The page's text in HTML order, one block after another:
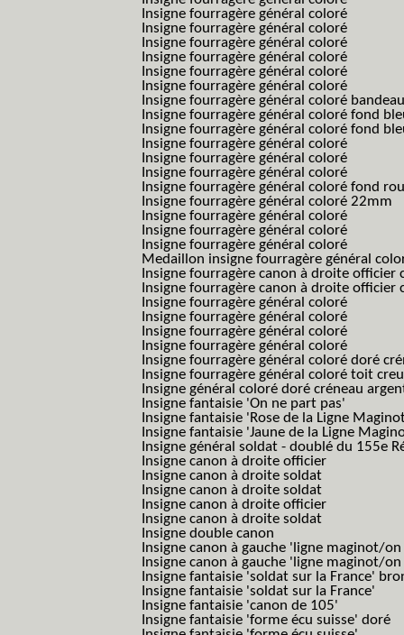
Insigne fourragère général coloré
Insigne fourragère général coloré
Insigne fourragère général coloré
Insigne fourragère général coloré
Insigne fourragère général coloré
Insigne fourragère général coloré
Insigne fourragère général coloré
Insigne fourragère général coloré fond
Insigne fourragère général coloré fond
Insigne fourragère général coloré
Insigne fourragère général coloré
Insigne fourragère général coloré
Insigne fourragère général coloré fond
Insigne fourragère général coloré 22mm
Insigne fourragère général coloré
Insigne fourragère général coloré
Insigne fourragère général coloré
Medaillon insigne fourragère général
Insigne fourragère canon à droite
Insigne fourragère canon à droite
Insigne fourragère général coloré
Insigne fourragère général coloré
Insigne fourragère général coloré
Insigne fourragère général coloré
Insigne fourragère général coloré doré
Insigne fourragère général coloré toit
Insigne général coloré doré créneau
Insigne fantaisie 'On ne part pas'
Insigne fantaisie 'Rose de la Ligne
Insigne fantaisie 'Jaune de la Ligne
Insigne général soldat - doublé du 155e
Insigne canon à droite officier
Insigne canon à droite soldat
Insigne canon à droite soldat
Insigne canon à droite officier
Insigne canon à droite soldat
Insigne double canon
Insigne canon à gauche 'ligne maginot/
Insigne canon à gauche 'ligne maginot/
Insigne fantaisie 'soldat sur la France'
Insigne fantaisie 'soldat sur la France'
Insigne fantaisie 'canon de 105'
Insigne fantaisie 'forme écu suisse' doré